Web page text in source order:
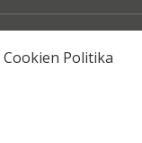
Cookien Politika